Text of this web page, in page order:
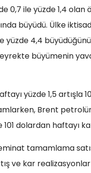
0,7 ile yüzde 1,4 olan
büyüdü. Ülke
yüzde 4,4
büyümenin
yüzde 1,5 artışla
Brent
101 dolardan haftayı
tamamlama
ve kar